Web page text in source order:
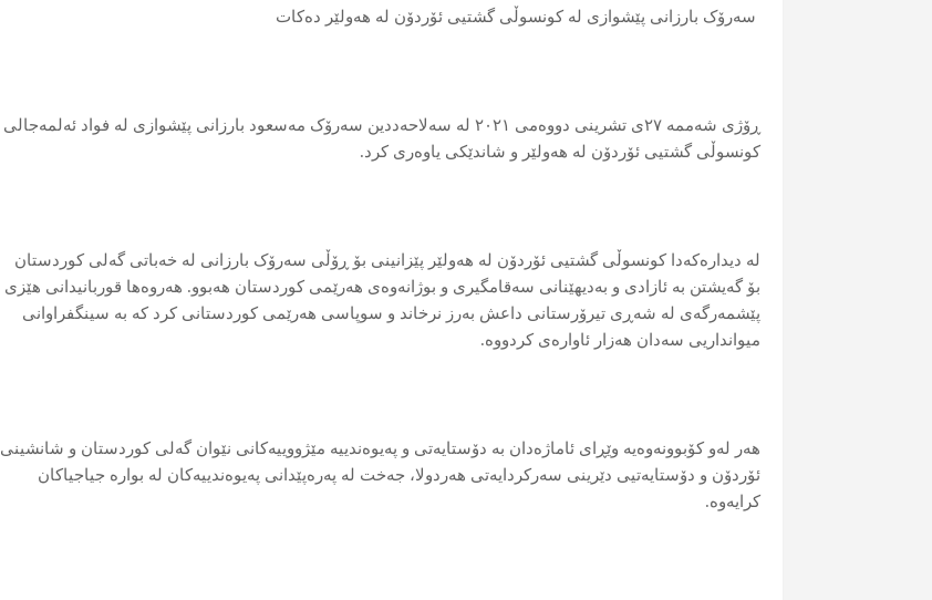
سەرۆک بارزانی پێشوازی لە کونسوڵی گشتیی ئۆردۆن لە هەولێر دەکات
ڕۆژی شەممە ٢٧ی تشرینی دووەمی ٢٠٢١ لە سەلاحەددین سەرۆک مەسعود بارزانی پێشوازی لە فواد ئەلمەجالی
کونسوڵی گشتیی ئۆردۆن لە هەولێر و شاندێکی یاوەری کرد.
لە دیدارەکەدا کونسوڵی گشتیی ئۆردۆن لە هەولێر پێزانینی بۆ ڕۆڵی سەرۆک بارزانی لە خەباتی گەلی کوردستان
بۆ گەیشتن بە ئازادی و بەدیهێنانی سەقامگیری و بوژانەوەی هەرێمی کوردستان هەبوو. هەروەها قوربانیدانی هێزی
پێشمەرگەی لە شەڕی تیرۆرستانی داعش بەرز نرخاند و سوپاسی هەرێمی کوردستانی کرد کە بە سینگفراوانی
میوانداریی سەدان هەزار ئاوارەی کردووە.
هەر لەو کۆبوونەوەیە وێڕای ئاماژەدان بە دۆستایەتی و پەیوەندییە مێژووییەکانی نێوان گەلی کوردستان و شانشینی
ئۆردۆن و دۆستایەتیی دێرینی سەرکردایەتی هەردولا، جەخت لە پەرەپێدانی پەیوەندییەکان لە بوارە جیاجیاکان
کرایەوە.